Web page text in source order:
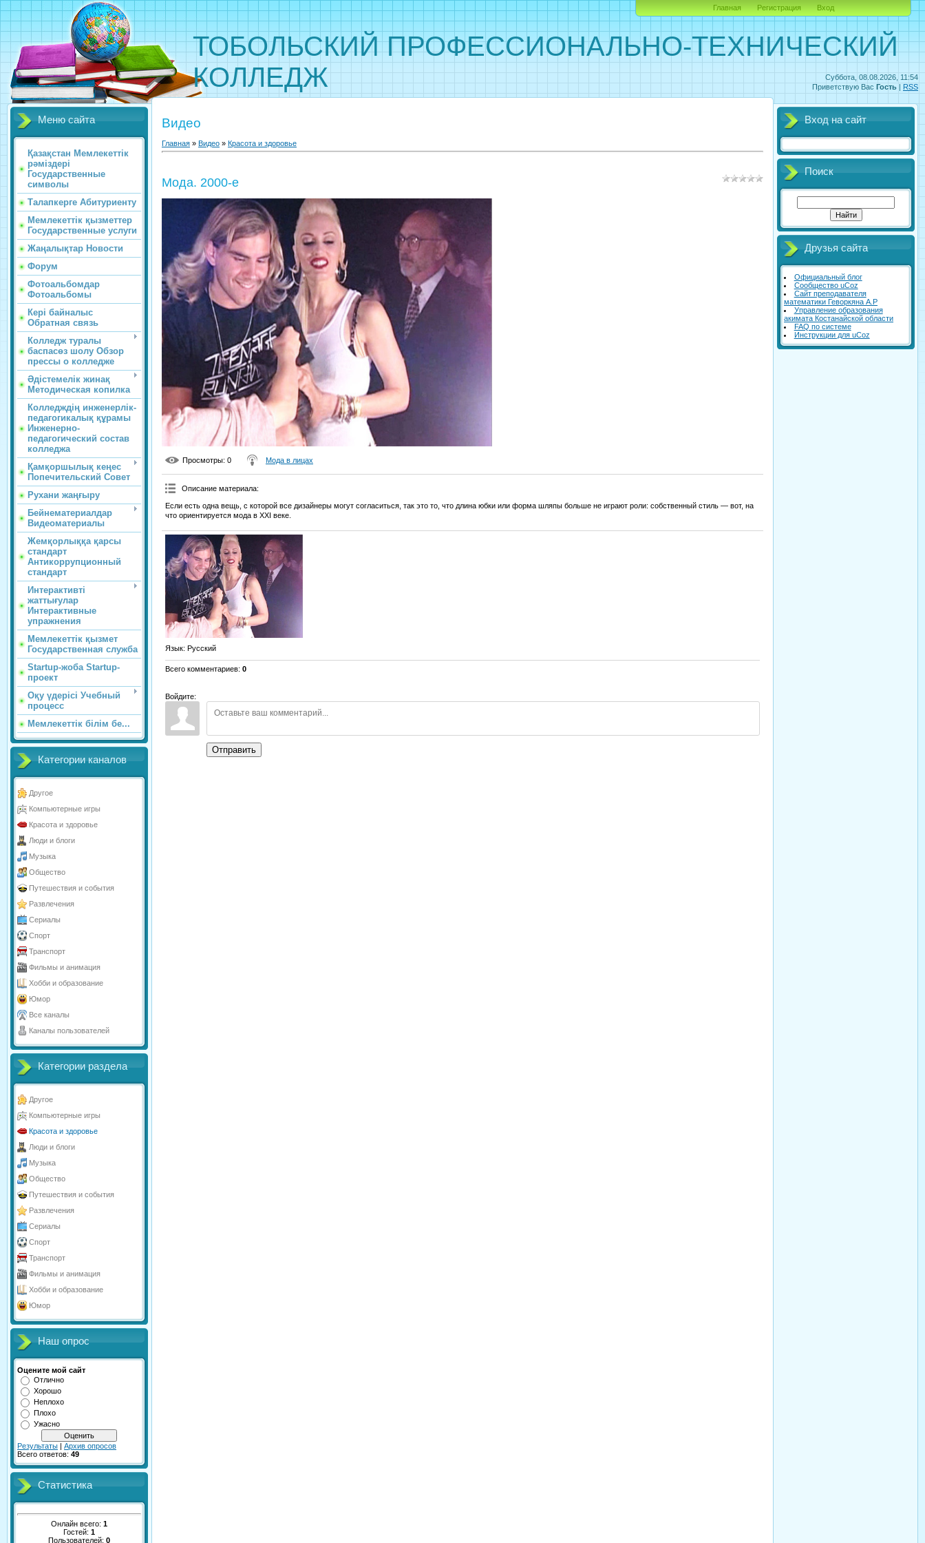
Суббота, 08.08.2026, 11:54
Приветствую Вас Гость | RSS
ТОБОЛЬСКИЙ ПРОФЕССИОНАЛЬНО-ТЕХНИЧЕСКИЙ
КОЛЛЕДЖ
Главная Регистрация Вход
Меню сайта
Қазақстан Мемлекеттік
рәміздері
Государственные
символы
Талапкерге Абитуриенту
Мемлекеттік қызметтер
Государственные услуги
Жаңалықтар Новости
Форум
Фотоальбомдар
Фотоальбомы
Кері байналыс
Обратная связь
Колледж туралы
баспасөз шолу Обзор
прессы о колледже
Әдістемелік жинақ
Методическая копилка
Колледждің инженерлік-
педагогикалық құрамы
Инженерно-
педагогический состав
колледжа
Қамқоршылық кеңес
Попечительский Совет
Рухани жаңғыру
Бейнематериалдар
Видеоматериалы
Жемқорлыққа қарсы
стандарт
Антикоррупционный
стандарт
Интерактивті
жаттығулар
Интерактивные
упражнения
Мемлекеттік қызмет
Государственная служба
Startup-жоба Startup-
проект
Оқу үдерісі Учебный
процесс
Мемлекеттік білім бе...
Категории каналов
Другое
Компьютерные игры
Красота и здоровье
Люди и блоги
Музыка
Общество
Путешествия и события
Развлечения
Сериалы
Спорт
Транспорт
Фильмы и анимация
Хобби и образование
Юмор
Все каналы
Каналы пользователей
Категории раздела
Другое
Компьютерные игры
Красота и здоровье
Люди и блоги
Музыка
Общество
Путешествия и события
Развлечения
Сериалы
Спорт
Транспорт
Фильмы и анимация
Хобби и образование
Юмор
Наш опрос
Оцените мой сайт
Отлично
Хорошо
Неплохо
Плохо
Ужасно
Результаты | Архив опросов
Всего ответов: 49
Статистика
Онлайн всего: 1
Гостей: 1
Пользователей: 0
Видео
Главная » Видео » Красота и здоровье
Мода. 2000-е
Просмотры: 0 Мода в лицах
Описание материала:
Если есть одна вещь, с которой все дизайнеры могут согласиться, так это то, что длина юбки или форма шляпы больше не играют роли: собственный стиль — вот, на
что ориентируется мода в XXI веке.
Язык: Русский
Всего комментариев: 0
Войдите:
Отправить
Вход на сайт
Поиск
Друзья сайта
Официальный блог
Сообщество uCoz
Сайт преподавателя
математики Геворкяна А.Р
Управление образования
акимата Костанайской области
FAQ по системе
Инструкции для uCoz